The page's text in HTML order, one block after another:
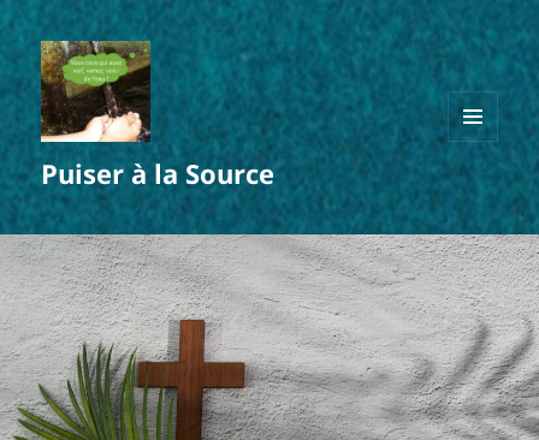
Puiser à la Source
MENU
ET
WIDGETS